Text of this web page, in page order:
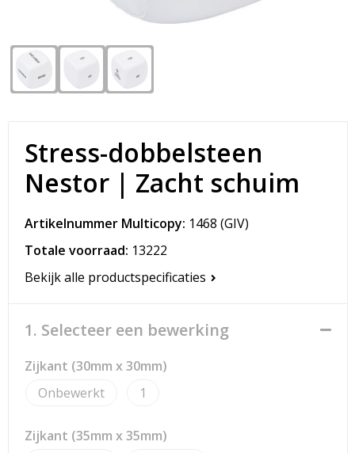
Spellen voor binnen en buiten
Sport
Vrije tijd en Strand
Matrozentassen
Opvouwbare tassen
Papieren tassen
Reistassen
Schoudertassen
Strandtassen
Toilettassen
Waterbestendige tassen
Stress-dobbelsteen
Nestor | Zacht schuim
Artikelnummer Multicopy: 1468 (GIV)
Totale voorraad: 13222
Bekijk alle productspecificaties
1. Selecteer een bewerking
Zijkant (30mm x 30mm)
Onbewerkt
1
Zijkant (35mm x 35mm)